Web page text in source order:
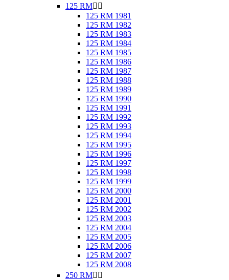
125 RM 
125 RM 1981
125 RM 1982
125 RM 1983
125 RM 1984
125 RM 1985
125 RM 1986
125 RM 1987
125 RM 1988
125 RM 1989
125 RM 1990
125 RM 1991
125 RM 1992
125 RM 1993
125 RM 1994
125 RM 1995
125 RM 1996
125 RM 1997
125 RM 1998
125 RM 1999
125 RM 2000
125 RM 2001
125 RM 2002
125 RM 2003
125 RM 2004
125 RM 2005
125 RM 2006
125 RM 2007
125 RM 2008
250 RM 